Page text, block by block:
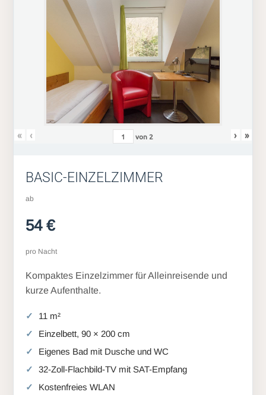
« ‹ von 2 › »
BASIC-EINZELZIMMER
ab
54 €
pro Nacht
Kompaktes Einzelzimmer für Alleinreisende und
kurze Aufenthalte.
11 m²
Einzelbett, 90 × 200 cm
Eigenes Bad mit Dusche und WC
32-Zoll-Flachbild-TV mit SAT-Empfang
Kostenfreies WLAN